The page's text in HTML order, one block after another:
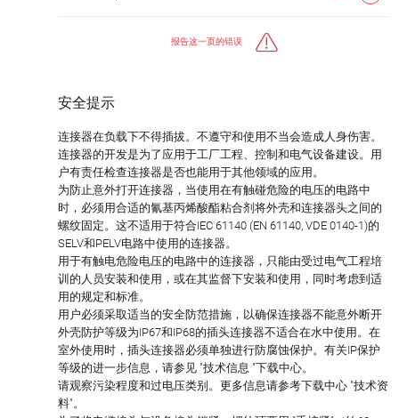
报告这一页的错误
安全提示
连接器在负载下不得插拔。不遵守和使用不当会造成人身伤害。
连接器的开发是为了应用于工厂工程、控制和电气设备建设。用
户有责任检查连接器是否也能用于其他领域的应用。
为防止意外打开连接器，当使用在有触碰危险的电压的电路中
时，必须用合适的氰基丙烯酸酯粘合剂将外壳和连接器头之间的
螺纹固定。这不适用于符合IEC 61140 (EN 61140, VDE 0140-1)的
SELV和PELV电路中使用的连接器。
用于有触电危险电压的电路中的连接器，只能由受过电气工程培
训的人员安装和使用，或在其监督下安装和使用，同时考虑到适
用的规定和标准。
用户必须采取适当的安全防范措施，以确保连接器不能意外断开
外壳防护等级为IP67和IP68的插头连接器不适合在水中使用。在
室外使用时，插头连接器必须单独进行防腐蚀保护。有关IP保护
等级的进一步信息，请参见 "技术信息 "下载中心。
请观察污染程度和过电压类别。更多信息请参考下载中心 "技术资
料"。